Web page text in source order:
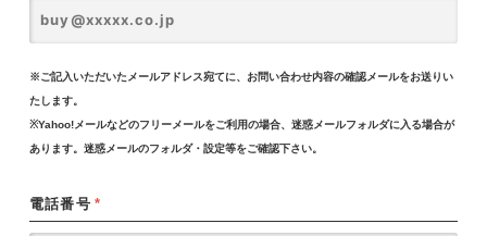
※ご記入いただいたメールアドレス宛てに、お問い合わせ内容の確認メールをお送りい
たします。
※Yahoo!メールなどのフリーメールをご利用の場合、迷惑メールフォルダに入る場合が
あります。迷惑メールのフォルダ・設定等をご確認下さい。
電話番号 *